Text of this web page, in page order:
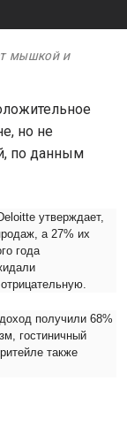
МЫШКОЙ И
но не
по данным
утверждает,
а 27% их
года
получили 68%
гостиничный
также